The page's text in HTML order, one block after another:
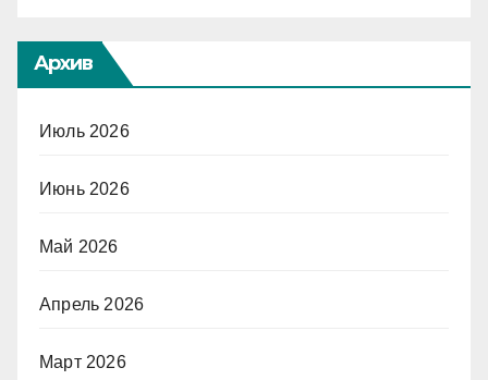
Архив
Июль 2026
Июнь 2026
Май 2026
Апрель 2026
Март 2026